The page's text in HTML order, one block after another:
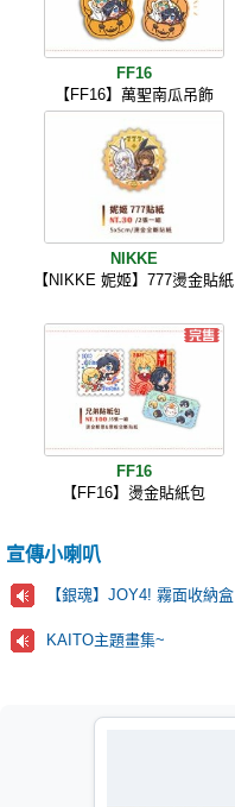
FF16
【FF16】萬聖南瓜吊飾
NIKKE
【NIKKE 妮姬】777燙金貼紙
FF16
【FF16】燙金貼紙包
宣傳小喇叭
【銀魂】JOY4! 霧面收納盒
KAITO主題畫集~